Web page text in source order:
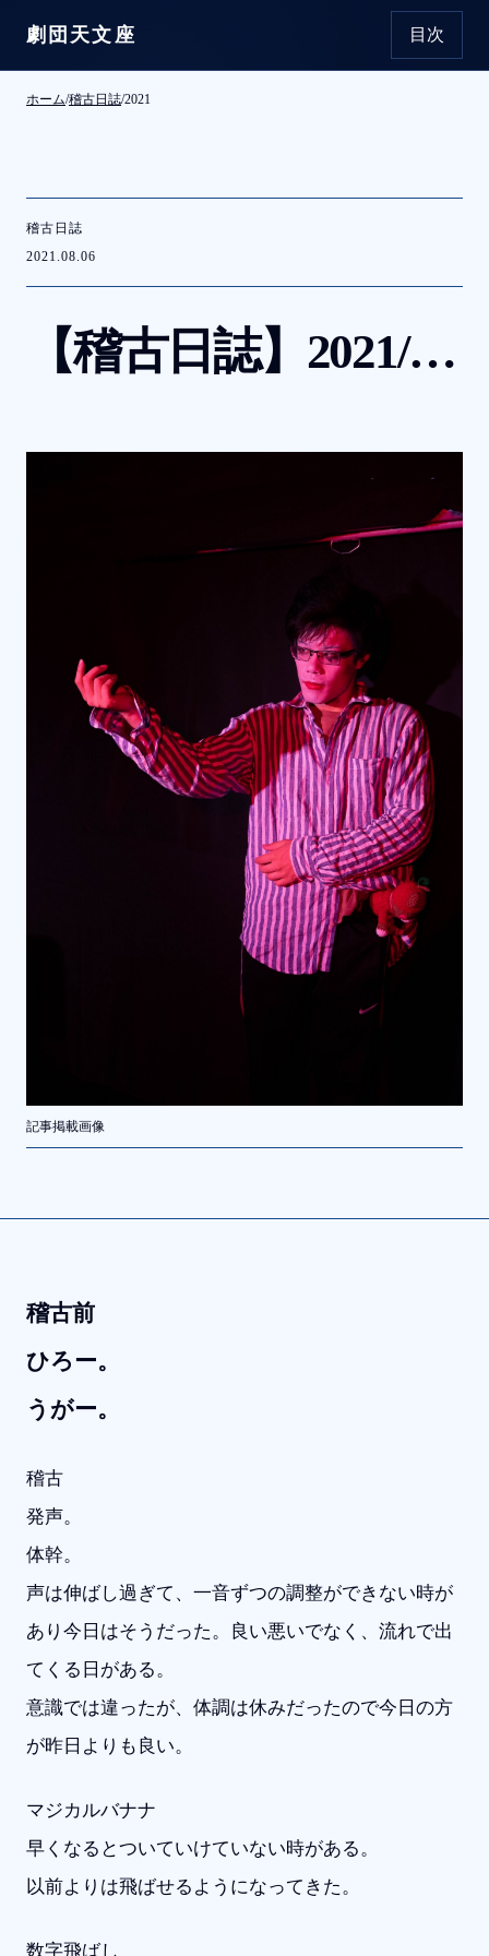
本文へ移動
劇団天文座 目次
ホーム/稽古日誌/2021
稽古日誌
2021.08.06
【稽古日誌】 2021/8/5
記事掲載画像
稽古前
ひろー。
うがー。
稽古
発声。
体幹。
声は伸ばし過ぎて、一音ずつの調整ができない時が
あり今日はそうだった。良い悪いでなく、流れで出
てくる日がある。
意識では違ったが、体調は休みだったので今日の方
が昨日よりも良い。
マジカルバナナ
早くなるとついていけていない時がある。
以前よりは飛ばせるようになってきた。
数字飛ばし